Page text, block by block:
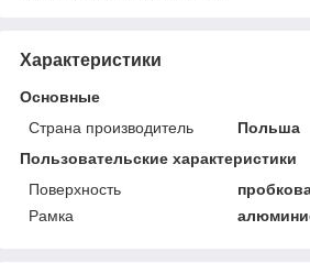
Характеристики
Основные
Страна производитель
Польша
Пользовательские характеристики
Поверхность
Рамка